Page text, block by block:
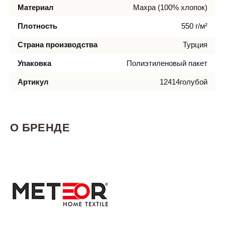
Материал Махра (100% хлопок)
Плотность 550 г/м²
Страна производства Турция
Упаковка Полиэтиленовый пакет
Артикул 12414голубой
О БРЕНДЕ